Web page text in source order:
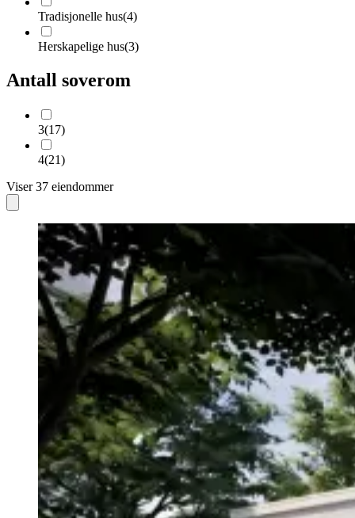
Tradisjonelle hus(4)
Herskapelige hus(3)
Antall soverom
3(17)
4(21)
Viser37 eiendommer